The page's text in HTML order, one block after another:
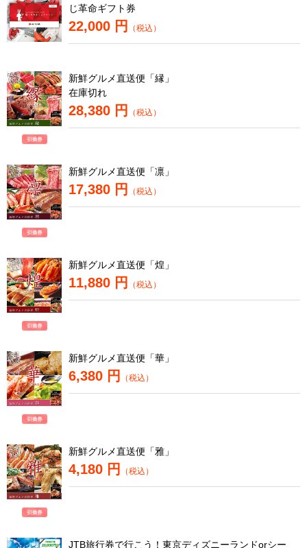
じ革命ギフト券
22,000 円 （税込）
新鮮グルメ直送便「縁」
在庫切れ
28,380 円 （税込）
新鮮グルメ直送便「凛」
17,380 円 （税込）
新鮮グルメ直送便「煌」
11,880 円 （税込）
新鮮グルメ直送便「華」
6,380 円 （税込）
新鮮グルメ直送便「雅」
4,180 円 （税込）
JTB旅行券で行こう！東京ディズニーランドorシー